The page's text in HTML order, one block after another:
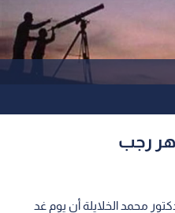
رجب
محمد الخلايلة أن يوم غد